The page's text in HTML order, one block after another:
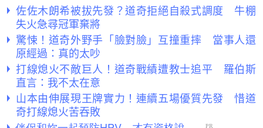
佐佐木朗希被拔先發？道奇拒絕自殺式調度 牛棚
失火急尋冠軍棄將
驚悚！道奇外野手「臉對臉」互撞重摔 當事人還
原經過：真的太吵
打線熄火不敵巨人！道奇戰績遭教士追平 羅伯斯
直言：我不太在意
山本由伸展現王牌實力！連續五場優質先發 惜道
奇打線熄火苦吞敗